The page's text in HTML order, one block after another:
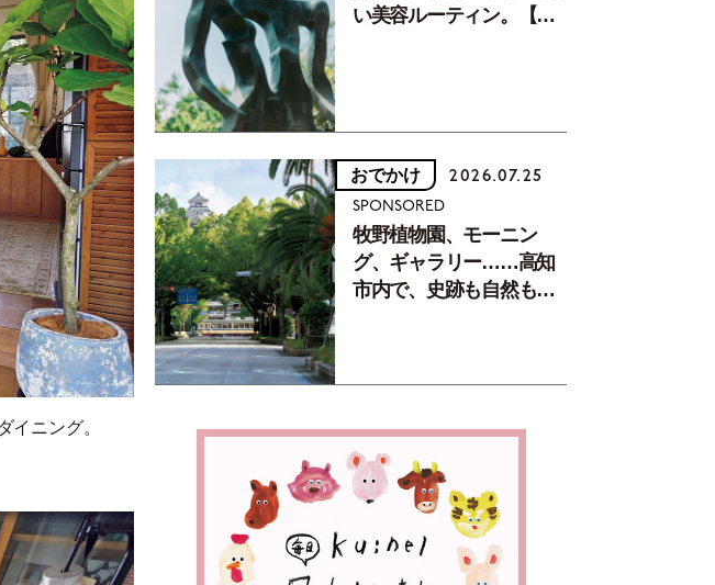
イニング。
い美容ルーティン。【中
おでかけ 2026.07.25
SPONSORED
牧野植物園、モーニン
グ、ギャラリー……高知
市内で、史跡も自然もグ